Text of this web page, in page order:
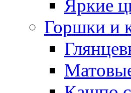
Яркие
Горшки и